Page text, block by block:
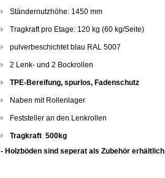
Ständernutzhöhe: 1450 mm
Tragkraft pro Etage: 120 kg (60 kg/Seite)
pulverbeschichtet blau RAL 5007
2 Lenk- und 2 Bockrollen
TPE-Bereifung, spurlos, Fadenschutz
Naben mit Rollenlager
Feststeller an den Lenkrollen
Tragkraft 500kg
- Holzböden sind seperat als Zubehör erhältlich